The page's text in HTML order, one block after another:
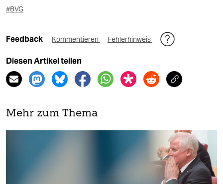
#BVG
Feedback Kommentieren Fehlerhinweis
Diesen Artikel teilen
Mehr zum Thema